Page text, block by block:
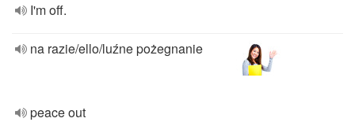
I'm off.
na razie/ello/luźne pożegnanie
peace out